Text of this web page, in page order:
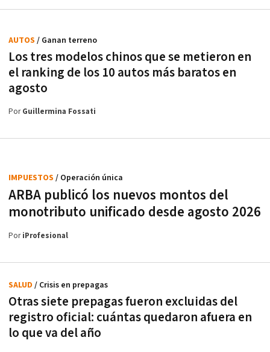
Los tres modelos chinos que se metieron en
el ranking de los 10 autos más baratos en
agosto
AUTOS / Ganan terreno
PorGuillermina Fossati
ARBA publicó los nuevos montos del
monotributo unificado desde agosto 2026
IMPUESTOS / Operación única
PoriProfesional
Otras siete prepagas fueron excluidas del
registro oficial: cuántas quedaron afuera en
lo que va del año
SALUD / Crisis en prepagas